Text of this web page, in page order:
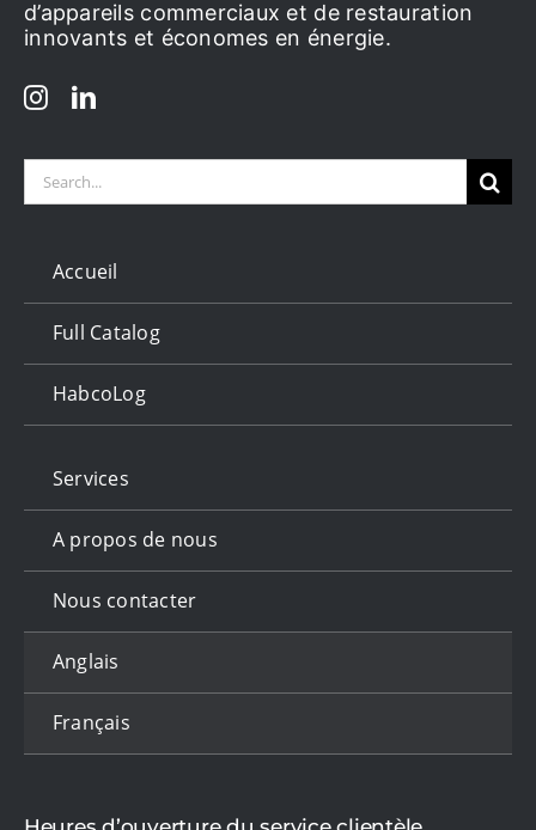
d’appareils commerciaux et de restauration
innovants et économes en énergie.
Search
Accueil
Full Catalog
HabcoLog
Services
A propos de nous
Nous contacter
Anglais
Français